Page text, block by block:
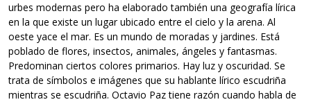
urbes modernas pero ha elaborado también una geografía lírica
en la que existe un lugar ubicado entre el cielo y la arena. Al
oeste yace el mar. Es un mundo de moradas y jardines. Está
poblado de flores, insectos, animales, ángeles y fantasmas.
Predominan ciertos colores primarios. Hay luz y oscuridad. Se
trata de símbolos e imágenes que su hablante lírico escudriña
mientras se escudriña. Octavio Paz tiene razón cuando habla de